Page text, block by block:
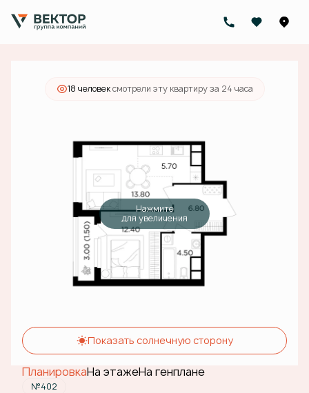
1-комнатная 16 696 000 руб.
Ипотекаот 59 961 руб./мес.
18 человексмотрели эту квартиру за 24 часа
Нажмите
для увеличения
Показать солнечную сторону
ПланировкаНа этажеНа генплане
№402